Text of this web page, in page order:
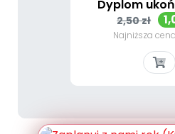
Dyplom
Cena
2,50 zł
Najniższa